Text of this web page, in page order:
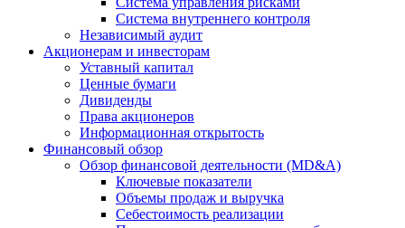
Система внутреннего контроля
Независимый аудит
Акционерам и инвесторам
Уставный капитал
Ценные бумаги
Дивиденды
Права акционеров
Информационная открытость
Финансовый обзор
Обзор финансовой деятельности (MD&A)
Ключевые показатели
Объемы продаж и выручка
Себестоимость реализации